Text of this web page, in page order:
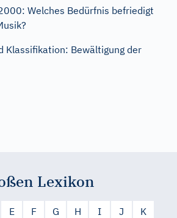
Welches Bedürfnis befriedigt
Klassifikation: Bewältigung der
Lexikon
E F G H I J
K